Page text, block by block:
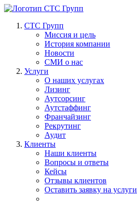
СТС Групп
Миссия и цель
История компании
Новости
СМИ о нас
Услуги
О наших услугах
Лизинг
Аутсорсинг
Аутстаффинг
Франчайзинг
Рекрутинг
Аудит
Клиенты
Наши клиенты
Вопросы и ответы
Кейсы
Отзывы клиентов
Оставить заявку на услуги